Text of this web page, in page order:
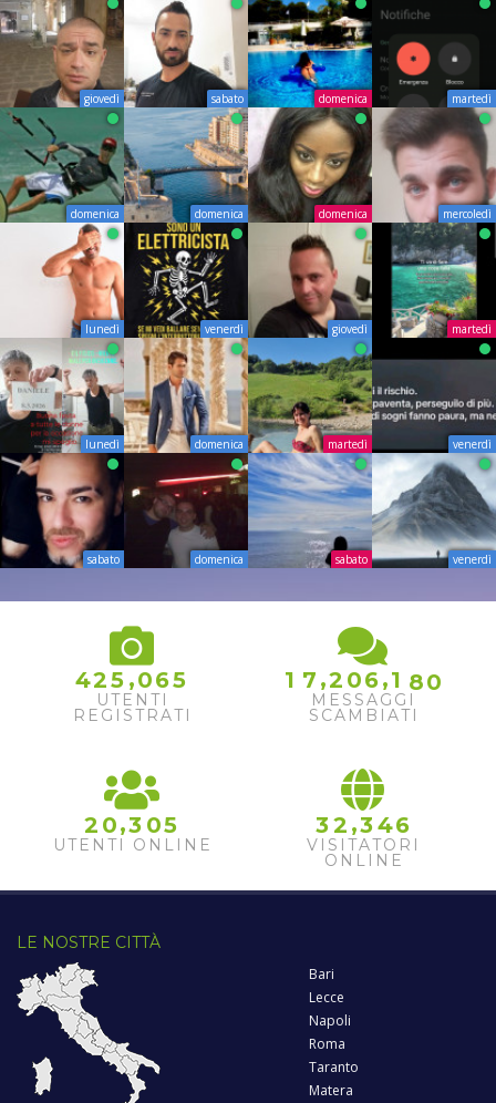
giovedì sabato domenica martedì
domenica domenica domenica mercoledì
lunedì venerdì giovedì martedì
lunedì domenica martedì venerdì
sabato domenica sabato venerdì
425 ,065
UTENTI
REGISTRATI
1 7 ,2 06,1 80
MESSAGGI
SCAMBIATI
2 0,3 05
UTENTI ONLINE
32 ,346
VISITATORI
ONLINE
LE NOSTRE CITTÀ
Bari
Lecce
Napoli
Roma
Taranto
Matera